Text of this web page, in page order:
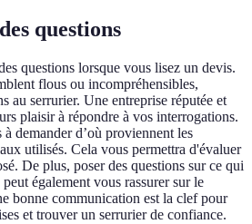
questions
questions lorsque vous lisez un devis.
flous ou incompréhensibles,
au serrurier. Une entreprise réputée et
plaisir à répondre à vos interrogations.
demander d’où proviennent les
utilisés. Cela vous permettra d'évaluer
De plus, poser des questions sur ce qui
peut également vous rassurer sur le
bonne communication est la clef pour
et trouver un serrurier de confiance.